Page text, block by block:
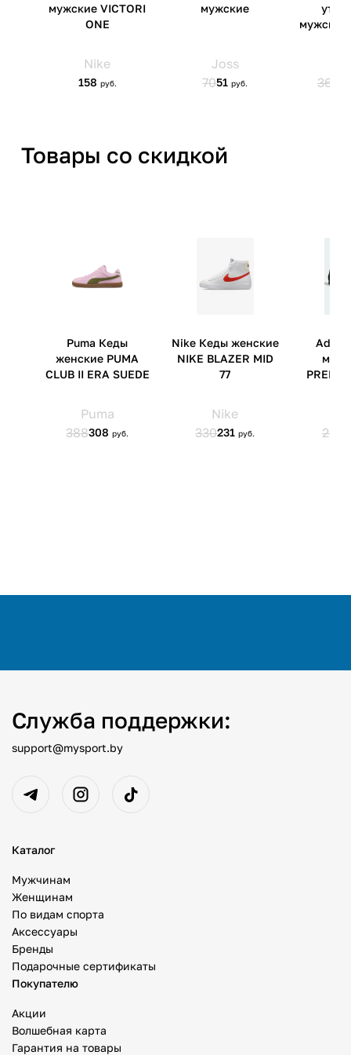
Товары со скидкой
Служба поддержки:
support@mysport.by
Каталог
Мужчинам
Женщинам
По видам спорта
Аксессуары
Бренды
Подарочные сертификаты
Покупателю
Акции
Волшебная карта
Гарантия на товары